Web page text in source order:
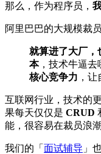
那么，作为程序员，
阿里巴巴的大规模裁
就算进了大厂，
本，技术牛逼去
核心竞争力 ，
互联网行业，技术的
果每天仅仅是 CRUD
能，很容易在裁员浪
我们的「 面试辅导 」